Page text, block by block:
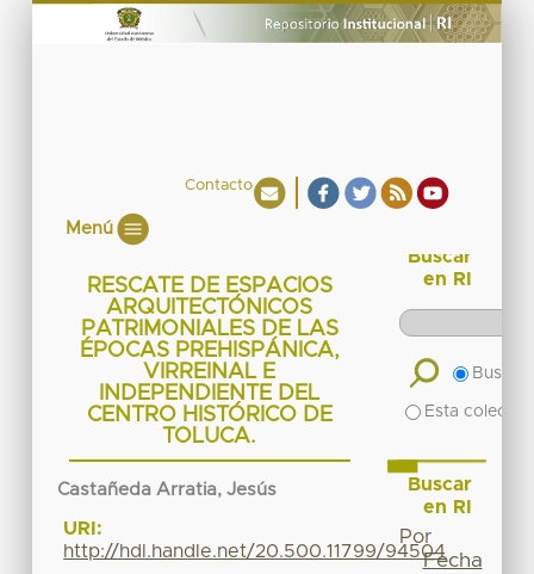
Contacto
Menú
RESCATE DE ESPACIOS
ARQUITECTÓNICOS
PATRIMONIALES DE LAS
ÉPOCAS PREHISPÁNICA,
VIRREINAL E
INDEPENDIENTE DEL
CENTRO HISTÓRICO DE
TOLUCA.
Castañeda Arratia, Jesús
URI:
http://hdl.handle.net/20.500.11799/94504
Buscar
en RI
Buscar
Esta
Buscar
en RI
Por
Fecha